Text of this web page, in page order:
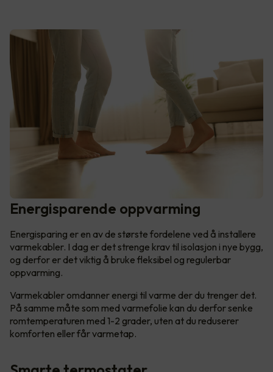
Energisparende oppvarming
Energisparing er en av de største fordelene ved å installere
varmekabler. I dag er det strenge krav til isolasjon i nye bygg,
og derfor er det viktig å bruke fleksibel og regulerbar
oppvarming.
Varmekabler omdanner energi til varme der du trenger det.
På samme måte som med varmefolie kan du derfor senke
romtemperaturen med 1-2 grader, uten at du reduserer
komforten eller får varmetap.